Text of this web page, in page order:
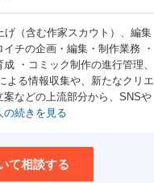
げ（含む作家スカウト）、編集
チの企画・編集・制作業務 ・
・コミック制作の進行管理、
よる情報収集や、新たなクリエ
などの上流部分から、SNSや
の続きを見る
て相談する